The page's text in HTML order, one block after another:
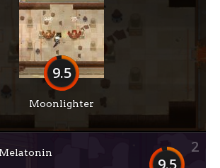
9.5
Moonlighter
2
9.5
Melatonin